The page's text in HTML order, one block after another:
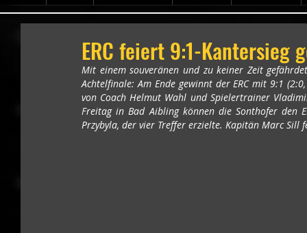
ERC feiert 9:1-Kantersieg
Mit einem souveränen und zu keiner Zeit
Achtelfinale: Am Ende gewinnt der ERC mit 9:1
von Coach Helmut Wahl und Spielertrainer
Freitag in Bad Aibling können die Sonthofer den
Przybyla, der vier Treffer erzielte. Kapitän Marc Sill